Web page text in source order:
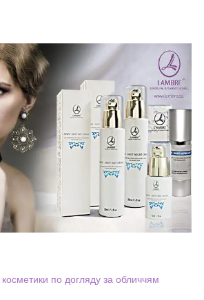
косметики по догляду за обличчям